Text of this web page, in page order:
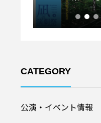
CATEGORY
公演・イベント情報